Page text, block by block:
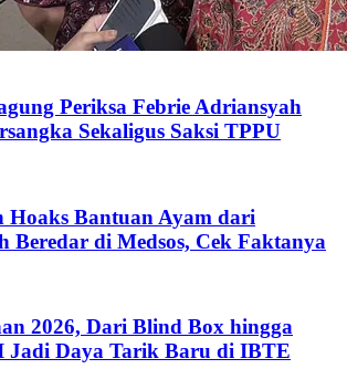
Periksa Febrie Adriansyah
Sekaligus Saksi TPPU
Hoaks Bantuan Ayam dari
Beredar di Medsos, Cek Faktanya
2026, Dari Blind Box hingga
Jadi Daya Tarik Baru di IBTE